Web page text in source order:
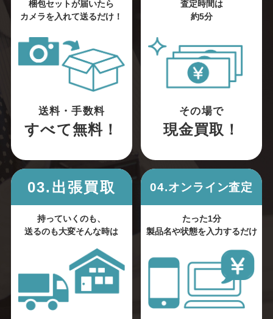
梱包セットが届いたら
カメラを入れて送るだけ！
送料・手数料
すべて無料！
査定時間は
約5分
その場で
現金買取！
03.出張買取
持っていくのも、
送るのも大変そんな時は
04.オンライン査定
たった1分
製品名や状態を入力するだけ